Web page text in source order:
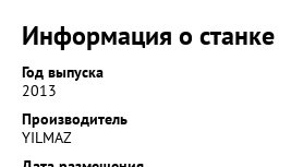
Информация о станке
Год выпуска
2013
Производитель
YILMAZ